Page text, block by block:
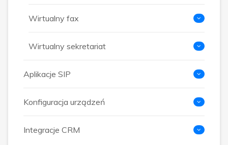
Wirtualny fax
Wirtualny sekretariat
Aplikacje SIP
Konfiguracja urządzeń
Integracje CRM